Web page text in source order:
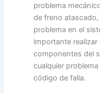
problema
de freno
problema en el
importante
componentes del
cualquier
código de falla.